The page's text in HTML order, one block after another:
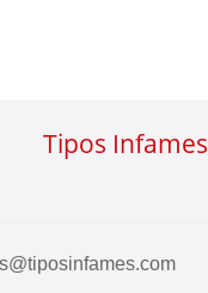
Tipos Infames